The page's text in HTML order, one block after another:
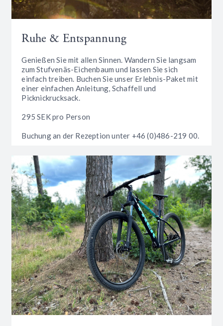
Ruhe & Entspannung
Genießen Sie mit allen Sinnen. Wandern Sie langsam
zum Stufvenäs-Eichenbaum und lassen Sie sich
einfach treiben. Buchen Sie unser Erlebnis-Paket mit
einer einfachen Anleitung, Schaffell und
Picknickrucksack.
295 SEK pro Person
Buchung an der Rezeption unter +46 (0)486-219 00.